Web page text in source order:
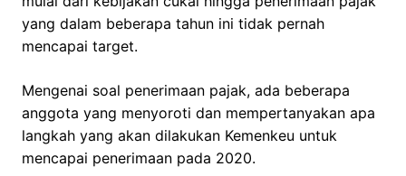
yang dalam beberapa tahun ini tidak pernah
mencapai target.
Mengenai soal penerimaan pajak, ada beberapa
anggota yang menyoroti dan mempertanyakan apa
langkah yang akan dilakukan Kemenkeu untuk
mencapai penerimaan pada 2020.